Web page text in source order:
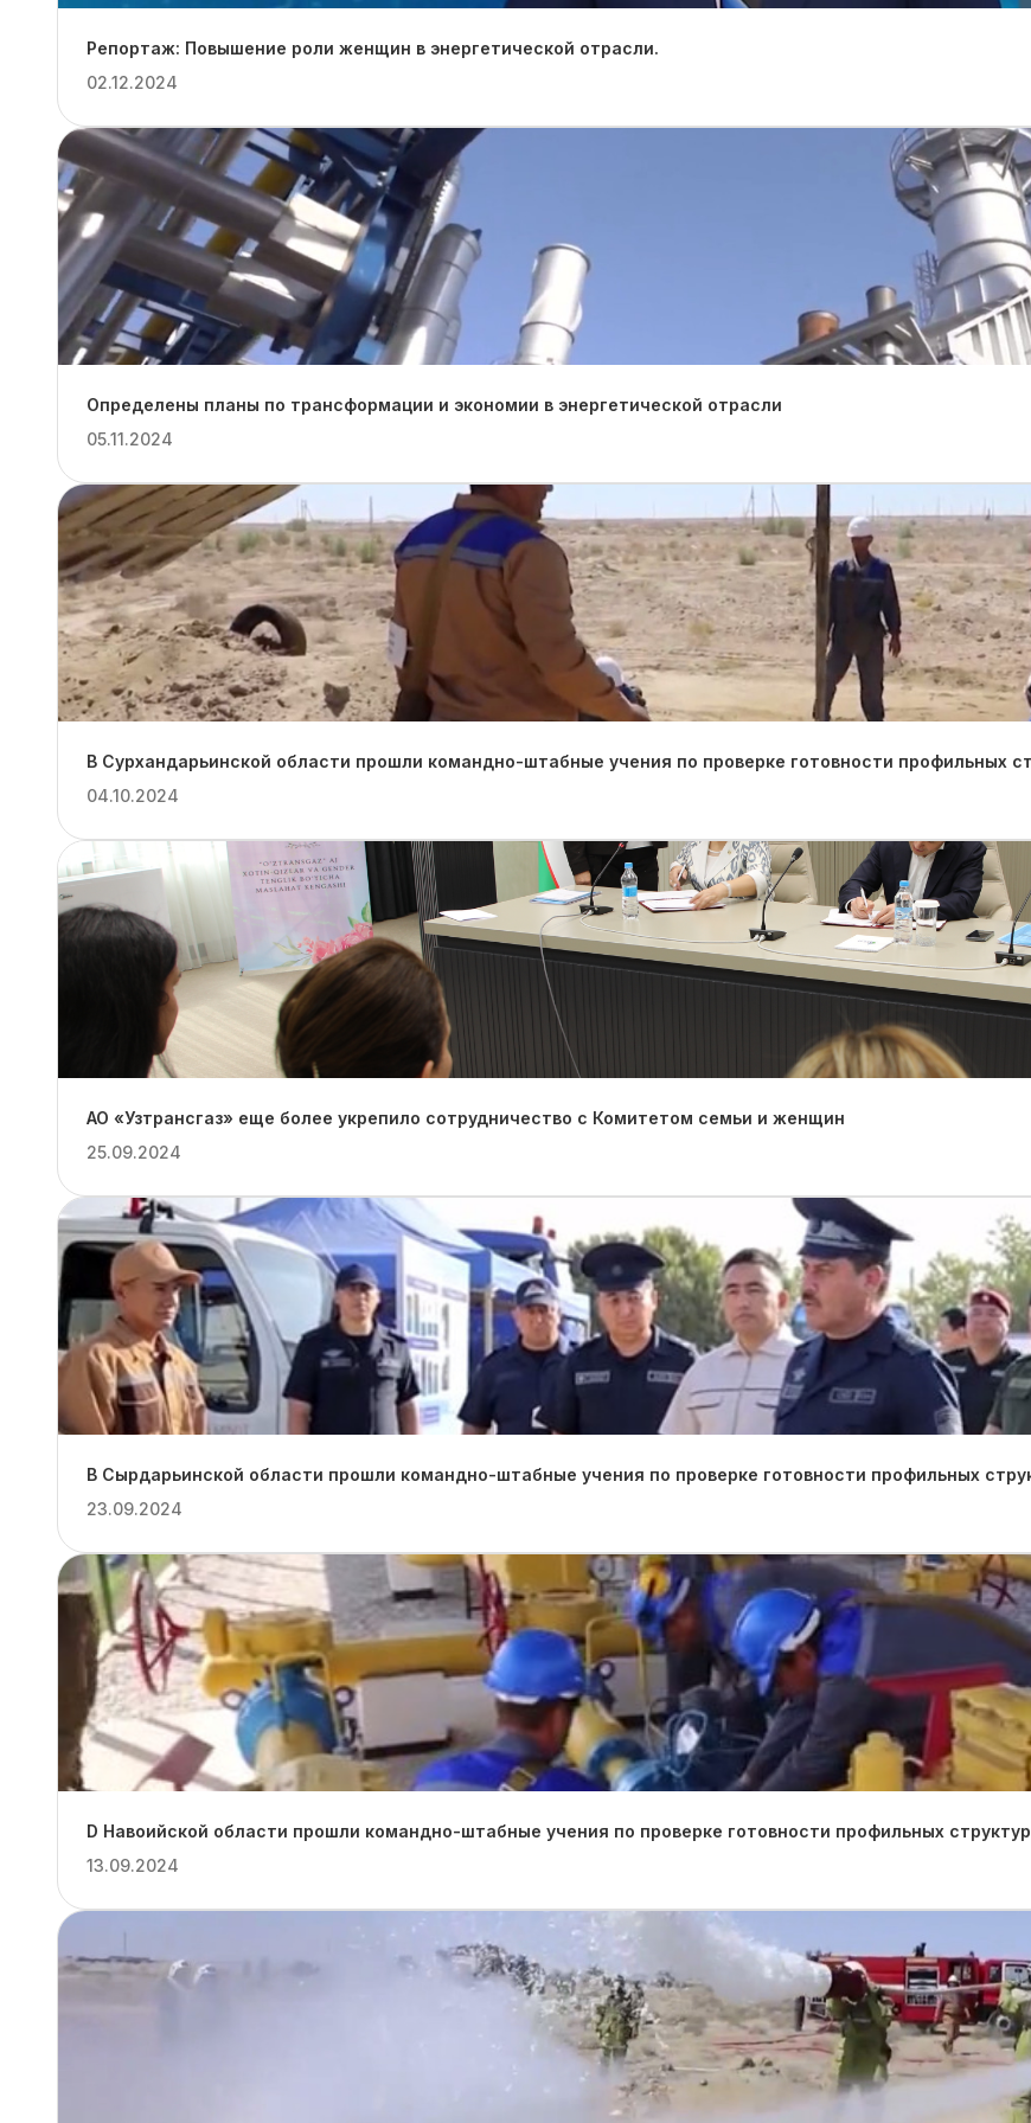
Репортаж: Повышение роли женщин в энергетической отрасли.
02.12.2024
Определены планы по трансформации и экономии в энергетической отрасли
05.11.2024
В Сурхандарьинской области прошли командно-штабные учения по проверке готовности профильных
04.10.2024
АО «Узтрансгаз» еще более укрепило сотрудничество с Комитетом семьи и женщин
25.09.2024
В Сырдарьинской области прошли командно-штабные учения по проверке готовности профильных
23.09.2024
D Навоийской области прошли командно-штабные учения по проверке готовности профильных
13.09.2024